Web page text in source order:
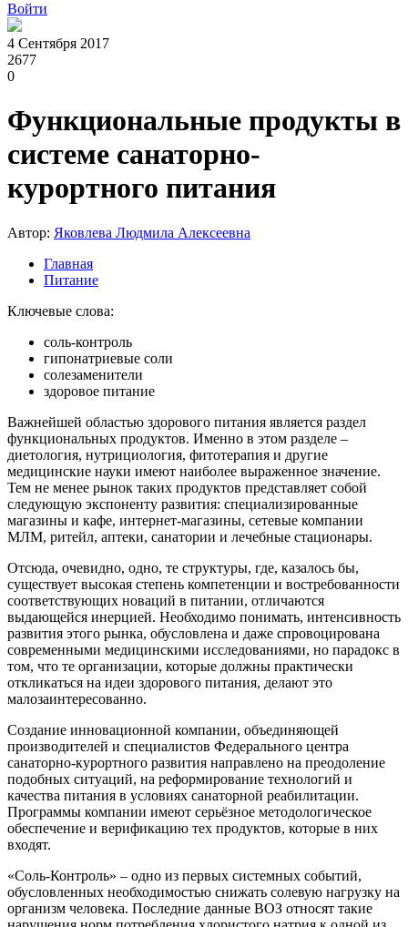
Войти
4 Сентября 2017
2677
0
Функциональные продукты в
системе санаторно-
курортного питания
Автор: Яковлева Людмила Алексеевна
Главная
Питание
Ключевые слова:
соль-контроль
гипонатриевые соли
солезаменители
здоровое питание
Важнейшей областью здорового питания является раздел
функциональных продуктов. Именно в этом разделе –
диетология, нутрициология, фитотерапия и другие
медицинские науки имеют наиболее выраженное значение.
Тем не менее рынок таких продуктов представляет собой
следующую экспоненту развития: специализированные
магазины и кафе, интернет-магазины, сетевые компании
МЛМ, ритейл, аптеки, санатории и лечебные стационары.
Отсюда, очевидно, одно, те структуры, где, казалось бы,
существует высокая степень компетенции и востребованности
соответствующих новаций в питании, отличаются
выдающейся инерцией. Необходимо понимать, интенсивность
развития этого рынка, обусловлена и даже спровоцирована
современными медицинскими исследованиями, но парадокс в
том, что те организации, которые должны практически
откликаться на идеи здорового питания, делают это
малозаинтересованно.
Создание инновационной компании, объединяющей
производителей и специалистов Федерального центра
санаторно-курортного развития направлено на преодоление
подобных ситуаций, на реформирование технологий и
качества питания в условиях санаторной реабилитации.
Программы компании имеют серьёзное методологическое
обеспечение и верификацию тех продуктов, которые в них
входят.
«Соль-Контроль» – одно из первых системных событий,
обусловленных необходимостью снижать солевую нагрузку на
организм человека. Последние данные ВОЗ относят такие